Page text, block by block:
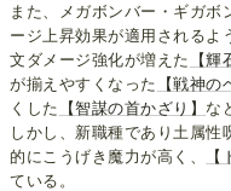
また、メガボンバー・ギガボ
ージ上昇効果が適用されるよ
文ダメージ強化が増えた
【輝
が揃えやすくなった
【戦神の
くした
【智謀の首かざり】 な
しかし、新職種であり土属性
的にこうげき魔力が高く、
ている。